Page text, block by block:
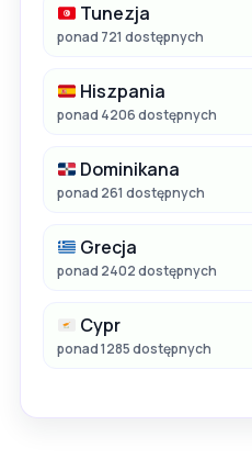
Tunezja
ponad 721 dostępnych
Hiszpania
ponad 4206 dostępnych
Dominikana
ponad 261 dostępnych
Grecja
ponad 2402 dostępnych
Cypr
ponad 1285 dostępnych